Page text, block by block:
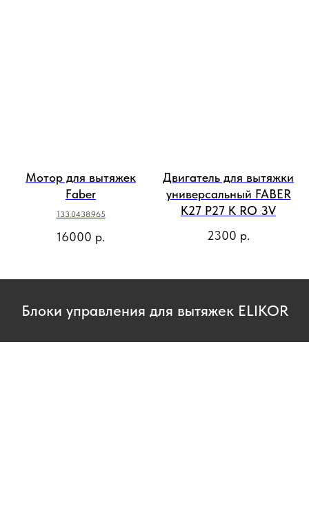
Мотор для вытяжек
Faber
133.0438.965
16000 р.
Двигатель для вытяжки
универсальный FABER
K27 P27 K RO 3V
2300 р.
Блоки управления для вытяжек ELIKOR